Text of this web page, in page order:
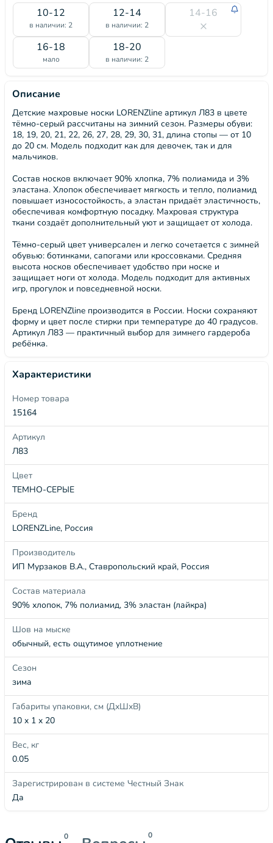
10-12
в наличии: 2
12-14
в наличии: 2
14-16
16-18
мало
18-20
в наличии: 2
Описание
Детские махровые носки LORENZline артикул Л83 в цвете
тёмно-серый рассчитаны на зимний сезон. Размеры обуви:
18, 19, 20, 21, 22, 26, 27, 28, 29, 30, 31, длина стопы — от 10
до 20 см. Модель подходит как для девочек, так и для
мальчиков.
Состав носков включает 90% хлопка, 7% полиамида и 3%
эластана. Хлопок обеспечивает мягкость и тепло, полиамид
повышает износостойкость, а эластан придаёт эластичность,
обеспечивая комфортную посадку. Махровая структура
ткани создаёт дополнительный уют и защищает от холода.
Тёмно-серый цвет универсален и легко сочетается с зимней
обувью: ботинками, сапогами или кроссовками. Средняя
высота носков обеспечивает удобство при носке и
защищает ноги от холода. Модель подходит для активных
игр, прогулок и повседневной носки.
Бренд LORENZline производится в России. Носки сохраняют
форму и цвет после стирки при температуре до 40 градусов.
Артикул Л83 — практичный выбор для зимнего гардероба
ребёнка.
Характеристики
Номер товара
15164
Артикул
Л83
Цвет
ТЕМНО-СЕРЫЕ
Бренд
LORENZLine, Россия
Производитель
ИП Мурзаков В.А., Ставропольский край, Россия
Состав материала
90% хлопок, 7% полиамид, 3% эластан (лайкра)
Шов на мыске
обычный, есть ощутимое уплотнение
Сезон
зима
Габариты упаковки, см (ДхШхВ)
10 x 1 x 20
Вес, кг
0.05
Зарегистрирован в системе Честный Знак
Да
0 0